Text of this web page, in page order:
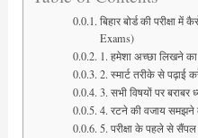
बिहार बोर्ड की
Exams)
1. हमेशा अच्छा लिखने
2. स्मार्ट तरीके से पढ़ाई
3. सभी विषयों पर बराबर
4. रटने की वजाय समझने
5. परीक्षा के पहले से